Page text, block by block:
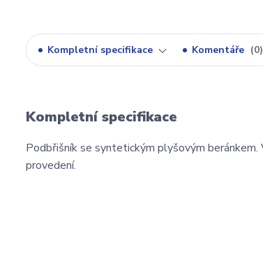
Kompletní specifikace Komentáře 0
Kompletní specifikace
Podbřišník se syntetickým plyšovým beránkem.
provedení.